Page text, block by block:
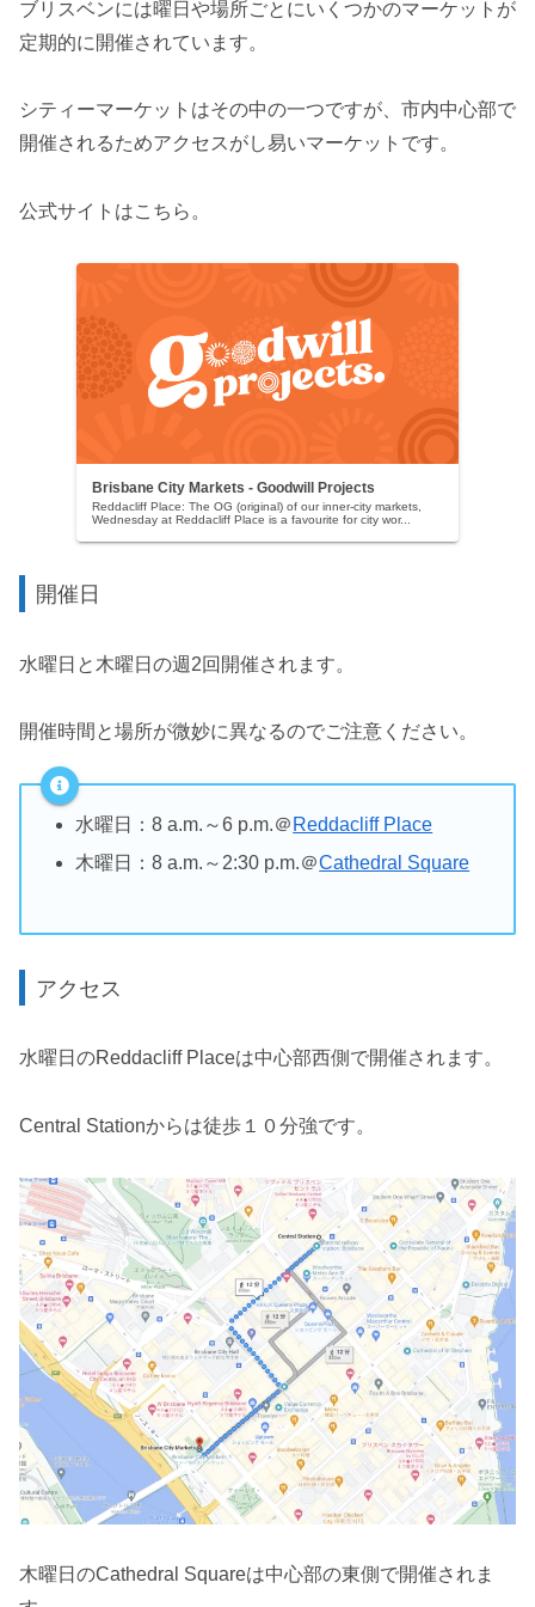
ブリスベンには曜日や場所ごとにいくつかのマーケットが
定期的に開催されています。
シティーマーケットはその中の一つですが、市内中心部で
開催されるためアクセスがし易いマーケットです。
公式サイトはこちら。
Brisbane City Markets - Goodwill Projects
Reddacliff Place: The OG (original) of our inner-city markets,
Wednesday at Reddacliff Place is a favourite for city wor...
開催日
水曜日と木曜日の週2回開催されます。
開催時間と場所が微妙に異なるのでご注意ください。
水曜日：8 a.m.～6 p.m.＠ Reddacliff Place
木曜日：8 a.m.～2:30 p.m.＠Cathedral Square
アクセス
水曜日のReddacliff Placeは中心部西側で開催されます。
Central Stationからは徒歩１０分強です。
木曜日のCathedral Squareは中心部の東側で開催されま